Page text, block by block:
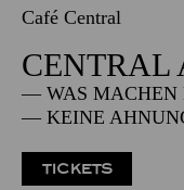
Café Central
CENTRAL
— WAS MACHEN
— KEINE
TICKETS